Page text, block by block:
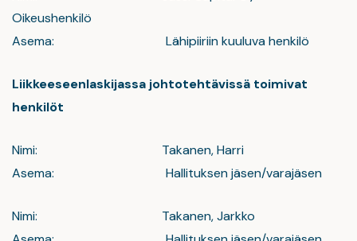
Oikeushenkilö
Asema: Lähipiiriin kuuluva henkilö
Liikkeeseenlaskijassa johtotehtävissä toimivat
henkilöt
Nimi: Takanen, Harri
Asema: Hallituksen jäsen/varajäsen
Nimi: Takanen, Jarkko